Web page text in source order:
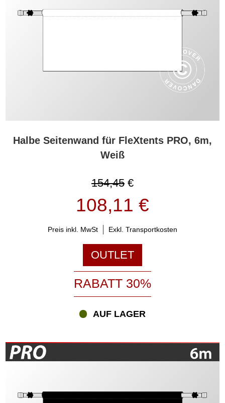
Halbe Seitenwand für FleXtents PRO, 6m,
Weiß
154,45€
108,11 €
Preis inkl. MwSt Exkl. Transportkosten
OUTLET
RABATT 30%
AUF LAGER